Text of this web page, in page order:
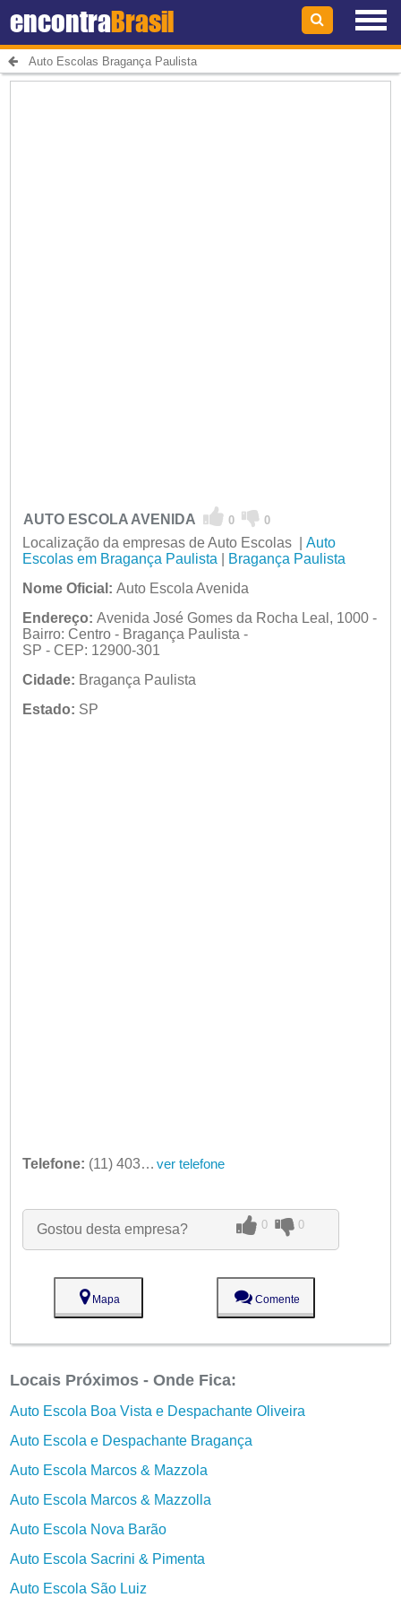
encontraBrasil
Auto Escolas Bragança Paulista
AUTO ESCOLA AVENIDA 0 0
Localização da empresas de Auto Escolas | Auto
Escolas em Bragança Paulista
Bragança Paulista
Nome Oficial: Auto Escola Avenida
Endereço: Avenida José Gomes da Rocha Leal, 1000 -
Bairro: Centro - Bragança Paulista -
SP - CEP: 12900-301
Cidade: Bragança Paulista
Estado: SP
Telefone: (11) 4033-2925 ver telefone
Gostou desta empresa? 0 0
Mapa Comente
Locais Próximos - Onde Fica:
Auto Escola Boa Vista e Despachante Oliveira
Auto Escola e Despachante Bragança
Auto Escola Marcos & Mazzola
Auto Escola Marcos & Mazzolla
Auto Escola Nova Barão
Auto Escola Sacrini & Pimenta
Auto Escola São Luiz